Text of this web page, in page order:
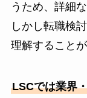
うため、詳細
しかし転職検
理解することが
LSCでは業界